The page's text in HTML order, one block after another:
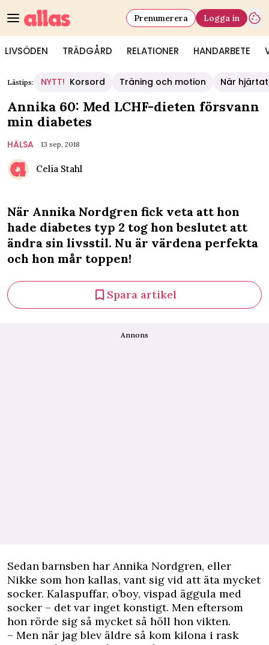
LIVSÖDEN TRÄDGÅRD RELATIONER HANDARBETE
Prenumerera Logga in
Lästips: NYTT! Korsord Träning och motion När
Annika 60: Med LCHF-dieten försvann
min diabetes
HÄLSA 13 sep, 2018
Celia Stahl
När Annika Nordgren fick veta att hon
hade diabetes typ 2 tog hon beslutet att
ändra sin livsstil. Nu är värdena perfekta
och hon mår toppen!
Spara artikel
Annons
Sedan barnsben har Annika Nordgren, eller
Nikke som hon kallas, vant sig vid att äta mycket
socker. Kalaspuffar, o’boy, vispad äggula med
socker – det var inget konstigt. Men eftersom
hon rörde sig så mycket så höll hon vikten.
– Men när jag blev äldre så kom kilona i rask